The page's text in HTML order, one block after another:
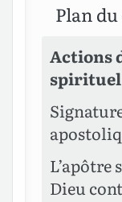
Plan
Actions
spirituel
L’apôtre
Dieu